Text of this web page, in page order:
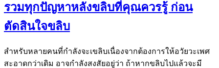
รวมทุกปัญหาหลังขลิบที่คุณควรรู้ ก่อน
ตัดสินใจขลิบ
สำหรับหลายคนที่กำลังจะเขลิบเนื่องจากต้องการให้อวัยวะเพศ
สะอาดกว่าเดิม อาจกำลังสงสัยอยู่ว่า ถ้าหากขลิบไปแล้วจะมี